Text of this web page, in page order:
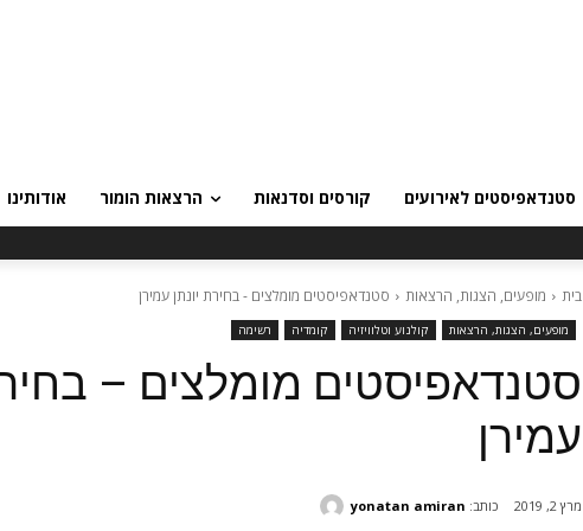
סטנדאפיסטים לאירועים קורסים וסדנאות הרצאות הומור אודותינו
בית מופעים, הצגות, הרצאות סטנדאפיסטים מומלצים - בחירת יונתן עמירן
מופעים, הצגות, הרצאות קולנוע וטלוויזיה קומדיה רשימה
סטנדאפיסטים מומלצים –
עמירן
מרץ 2, 2019 כותב: yonatan amiran